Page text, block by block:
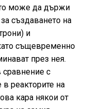
може да държи
създаването на
и
същевременно
през нея.
сравнение с
в реакторите на
кара някои от